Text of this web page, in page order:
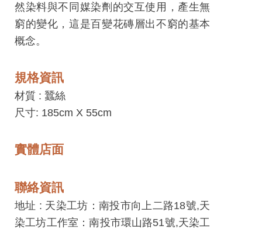
平
台
服
條
款
工
品
上
架
規
然染料與不同媒染劑的交互使用，產生無
窮的變化，這是百變花磚層出不窮的基本
概念。
規格資訊
材質 : 蠶絲
尺寸: 185cm X 55cm
實體店面
聯絡資訊
地址 : 天染工坊：南投市向上二路18號,天
染工坊工作室：南投市環山路51號,天染工